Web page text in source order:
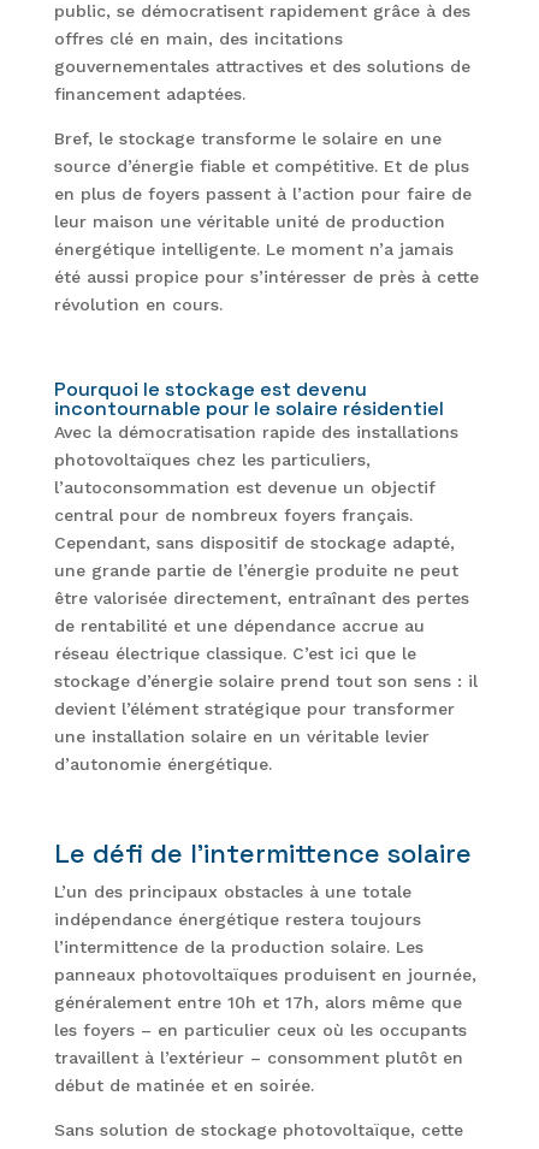
public, se démocratisent rapidement grâce à des
offres clé en main, des incitations
gouvernementales attractives et des solutions de
financement adaptées.
Bref, le stockage transforme le solaire en une
source d’énergie fiable et compétitive. Et de plus
en plus de foyers passent à l’action pour faire de
leur maison une véritable unité de production
énergétique intelligente. Le moment n’a jamais
été aussi propice pour s’intéresser de près à cette
révolution en cours.
Pourquoi le stockage est devenu
incontournable pour le solaire résidentiel
Avec la démocratisation rapide des installations
photovoltaïques chez les particuliers,
l’autoconsommation est devenue un objectif
central pour de nombreux foyers français.
Cependant, sans dispositif de stockage adapté,
une grande partie de l’énergie produite ne peut
être valorisée directement, entraînant des pertes
de rentabilité et une dépendance accrue au
réseau électrique classique. C’est ici que le
stockage d’énergie solaire prend tout son sens : il
devient l’élément stratégique pour transformer
une installation solaire en un véritable levier
d’autonomie énergétique.
Le défi de l’intermittence solaire
L’un des principaux obstacles à une totale
indépendance énergétique restera toujours
l’intermittence de la production solaire. Les
panneaux photovoltaïques produisent en journée,
généralement entre 10h et 17h, alors même que
les foyers – en particulier ceux où les occupants
travaillent à l’extérieur – consomment plutôt en
début de matinée et en soirée.
Sans solution de stockage photovoltaïque, cette